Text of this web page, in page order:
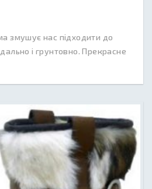
змушує нас підходити до
і грунтовно. Прекрасне